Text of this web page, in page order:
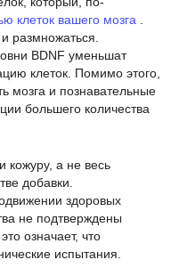
клеток вашего мозга
размножаться.
BDNF уменьшат
клеток. Помимо этого,
мозга и познавательные
большего количества
кожуру, а не весь
добавки.
здоровых
не подтверждены
означает, что
испытания.